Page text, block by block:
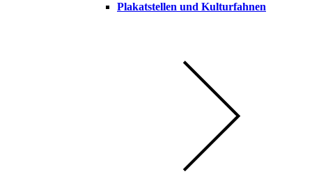
Plakatstellen und Kulturfahnen